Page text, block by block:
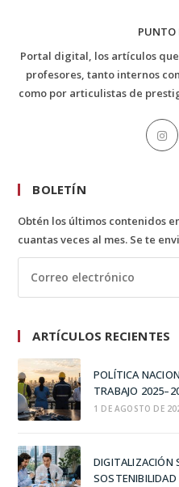
PUNTO
Portal digital, los artículos
profesores, tanto internos
como por articulistas de
BOLETÍN
Obtén los últimos contenidos
cuantas veces al mes. Se te
ARTÍCULOS RECIENTES
POLÍTICA
TRABAJO
1 DE AGOSTO DE
DIGITALIZACIÓN
SOSTENIBILIDAD